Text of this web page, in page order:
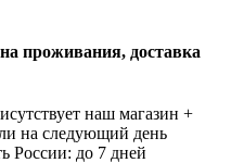
проживания, доставка
наш магазин +
на следующий день
России: до 7 дней